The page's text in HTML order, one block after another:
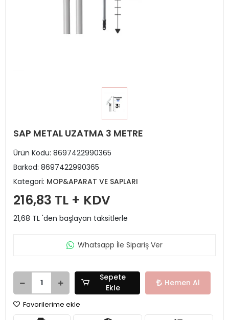
SAP METAL UZATMA 3 METRE
Ürün Kodu: 8697422990365
Barkod: 8697422990365
Kategori: MOP&APARAT VE SAPLARI
216,83 TL + KDV
21,68 TL 'den başlayan taksitlerle
Whatsapp İle Sipariş Ver
Sepete
Ekle
Hemen Al
Favorilerime ekle